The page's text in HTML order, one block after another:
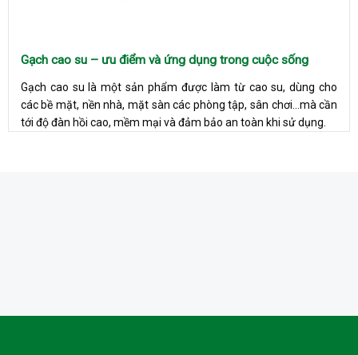
Gạch cao su – ưu điểm và ứng dụng trong cuộc sống
Gạch cao su là một sản phẩm được làm từ cao su, dùng cho
các bề mặt, nền nhà, mặt sàn các phòng tập, sân chơi…mà cần
tới độ đàn hồi cao, mềm mại và đảm bảo an toàn khi sử dụng.